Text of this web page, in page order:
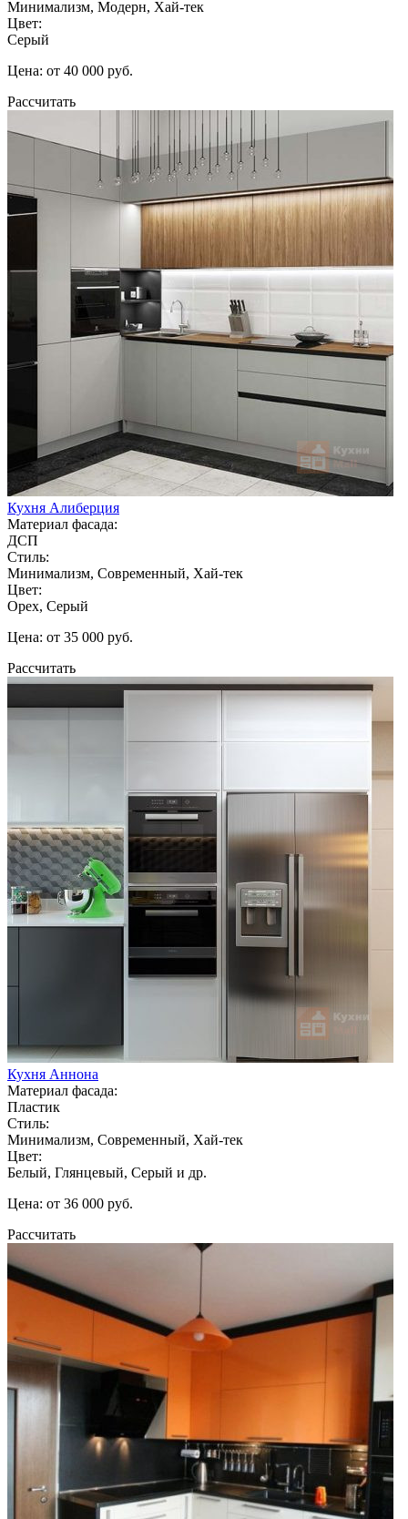
Минимализм, Модерн, Хай-тек
Цвет:
Серый
Цена: от 40 000 руб.
Рассчитать
Кухня Алиберция
Материал фасада:
ДСП
Стиль:
Минимализм, Современный, Хай-тек
Цвет:
Орех, Серый
Цена: от 35 000 руб.
Рассчитать
Кухня Аннона
Материал фасада:
Пластик
Стиль:
Минимализм, Современный, Хай-тек
Цвет:
Белый, Глянцевый, Серый и др.
Цена: от 36 000 руб.
Рассчитать